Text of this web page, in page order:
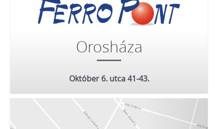
Orosháza
Október 6. utca 41-43.